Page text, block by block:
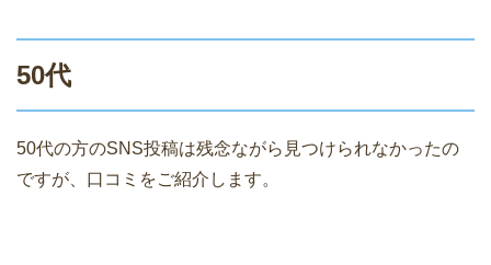
50代
50代の方のSNS投稿は残念ながら見つけられなかったの
ですが、口コミをご紹介します。